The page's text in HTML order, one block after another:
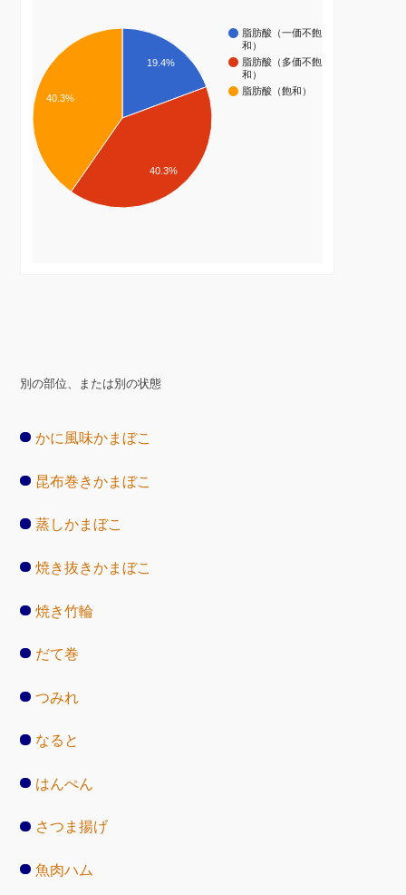
脂肪酸（一価不飽
和）
脂肪酸（多価不飽
和）
脂肪酸（飽和）
19.4%
40.3%
40.3%
別の部位、または別の状態
かに風味かまぼこ
昆布巻きかまぼこ
蒸しかまぼこ
焼き抜きかまぼこ
焼き竹輪
だて巻
つみれ
なると
はんぺん
さつま揚げ
魚肉ハム